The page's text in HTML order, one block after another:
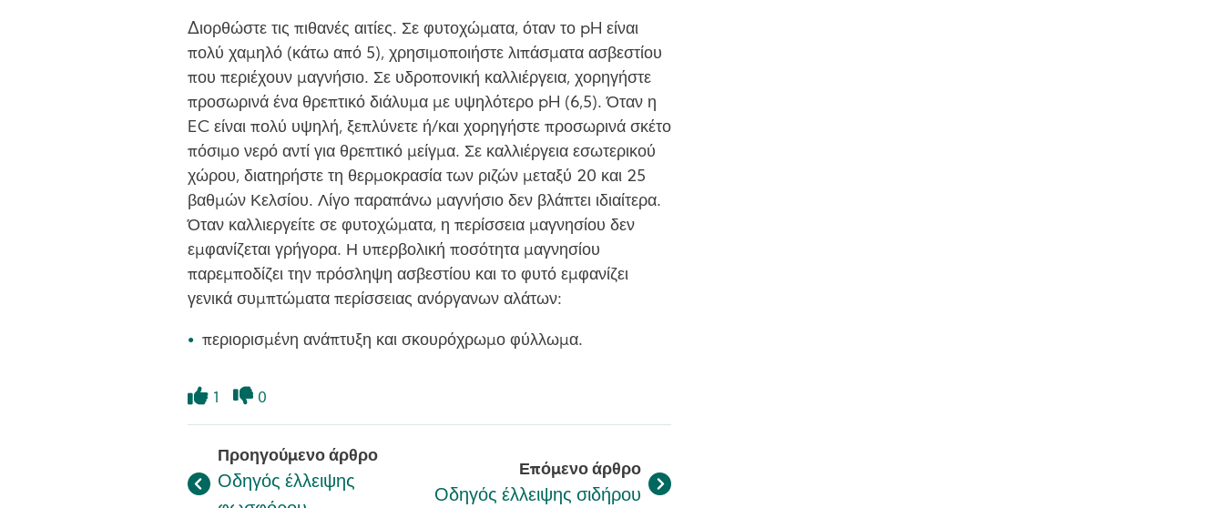
Διορθώστε τις πιθανές αιτίες. Σε φυτοχώματα, όταν το pH είναι
πολύ χαμηλό (κάτω από 5), χρησιμοποιήστε λιπάσματα ασβεστίου
που περιέχουν μαγνήσιο. Σε υδροπονική καλλιέργεια, χορηγήστε
προσωρινά ένα θρεπτικό διάλυμα με υψηλότερο pH (6,5). Όταν η
EC είναι πολύ υψηλή, ξεπλύνετε ή/και χορηγήστε προσωρινά σκέτο
πόσιμο νερό αντί για θρεπτικό μείγμα. Σε καλλιέργεια εσωτερικού
χώρου, διατηρήστε τη θερμοκρασία των ριζών μεταξύ 20 και 25
βαθμών Κελσίου. Λίγο παραπάνω μαγνήσιο δεν βλάπτει ιδιαίτερα.
Όταν καλλιεργείτε σε φυτοχώματα, η περίσσεια μαγνησίου δεν
εμφανίζεται γρήγορα. Η υπερβολική ποσότητα μαγνησίου
παρεμποδίζει την πρόσληψη ασβεστίου και το φυτό εμφανίζει
γενικά συμπτώματα περίσσειας ανόργανων αλάτων:
περιορισμένη ανάπτυξη και σκουρόχρωμο φύλλωμα.
1 0
Προηγούμενο άρθρο
Οδηγός έλλειψης
Επόμενο άρθρο
Οδηγός έλλειψης σιδήρου